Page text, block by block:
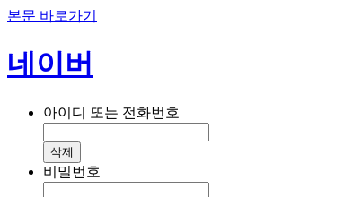
본문 바로가기
네이버
아이디 또는 전화번호
삭제
비밀번호